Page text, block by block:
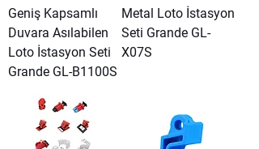
Geniş Kapsamlı
Duvara Asılabilen
Loto İstasyon Seti
Grande GL-B1100S
Metal Loto İstasyon
Seti Grande GL-
X07S